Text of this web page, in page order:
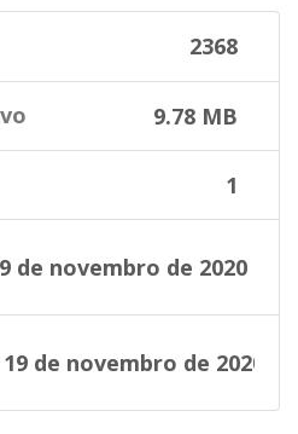
2368
9.78 MB
1
de novembro de 2020
19 de novembro de 2020